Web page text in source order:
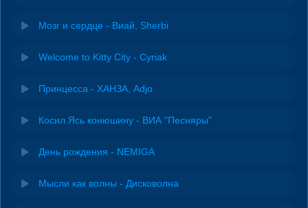
Мозг и сердце - Виай, Sherbi
Welcome to Kitty City - Cyriak
Принцесса - ХАНЗА, Adjo
Косил Ясь конюшину - ВИА "Песняры"
День рождения - NEMIGA
Мысли как волны - Дисковолна